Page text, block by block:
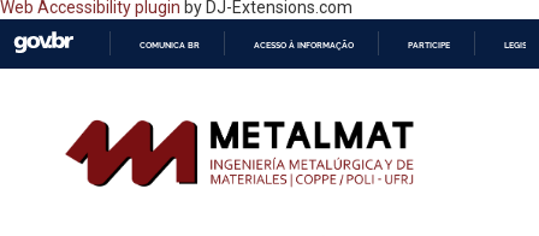
Web Accessibility plugin by DJ-Extensions.com
CONTEÚDO
COMUNICA BR ACESSO À INFORMAÇÃO PARTICIPE